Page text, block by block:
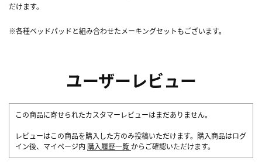
だけます。
※各種ベッドパッドと組み合わせたメーキングセットもございます。
ユーザーレビュー
この商品に寄せられたカスタマーレビューはまだありません。
レビューはこの商品を購入した方のみ投稿いただけます。購入商品はログ
イン後、マイページ内 購入履歴一覧 からご確認いただけます。